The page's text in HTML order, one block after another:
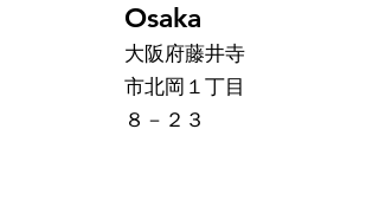
Osaka
大阪府藤井寺
市北岡１丁目
８－２３